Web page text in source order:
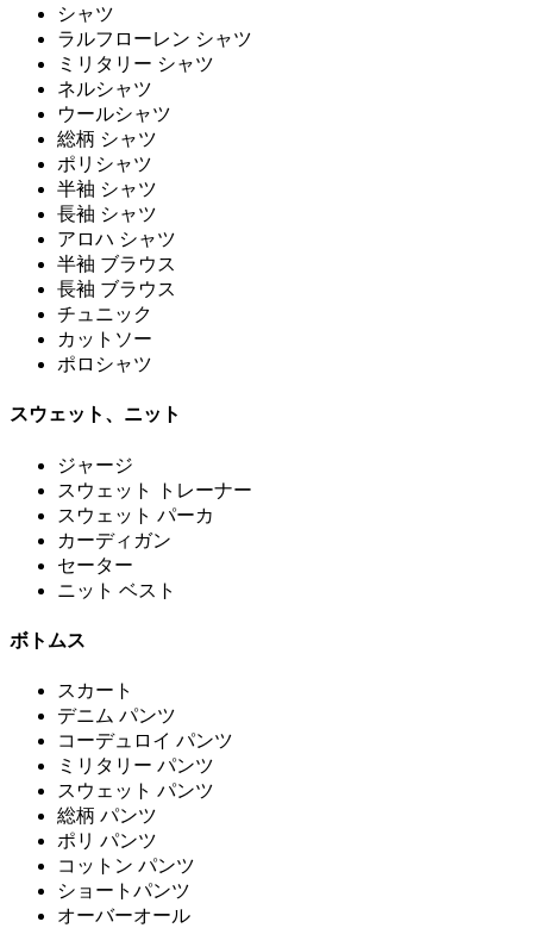
シャツ
ラルフローレン シャツ
ミリタリー シャツ
ネルシャツ
ウールシャツ
総柄 シャツ
ポリシャツ
半袖 シャツ
長袖 シャツ
アロハ シャツ
半袖 ブラウス
長袖 ブラウス
チュニック
カットソー
ポロシャツ
スウェット、ニット
ジャージ
スウェット トレーナー
スウェット パーカ
カーディガン
セーター
ニット ベスト
ボトムス
スカート
デニム パンツ
コーデュロイ パンツ
ミリタリー パンツ
スウェット パンツ
総柄 パンツ
ポリ パンツ
コットン パンツ
ショートパンツ
オーバーオール